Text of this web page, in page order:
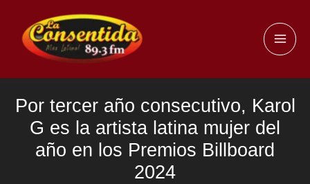
contenido
Por tercer año consecutivo, Karol
G es la artista latina mujer del
año en los Premios Billboard
2024